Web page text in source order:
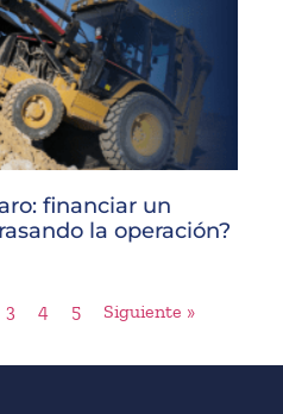
financiar un
la operación?
3 4 5 Siguiente »